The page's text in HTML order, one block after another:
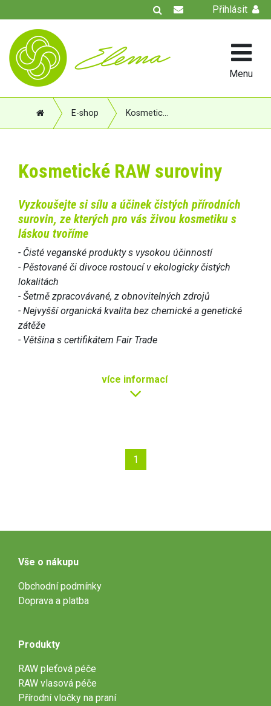
Přihlásit
Menu
E-shop
Kosmetické RAW suroviny
Vyzkoušejte si sílu a účinek čistých přírodních
surovin, ze kterých pro vás živou kosmetiku s
láskou tvoříme
- Čisté veganské produkty s vysokou účinností
- Pěstované či divoce rostoucí v ekologicky čistých
lokalitách
- Šetrně zpracovávané, z obnovitelných zdrojů
- Nejvyšší organická kvalita bez chemické a genetické
zátěže
- Většina s certifikátem Fair Trade
více informací
1
Vše o nákupu
Obchodní podmínky
Doprava a platba
Produkty
RAW pleťová péče
RAW vlasová péče
Přírodní vločky na praní